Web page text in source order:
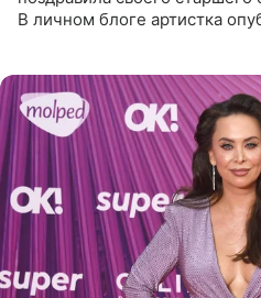
В личном блоге артистка